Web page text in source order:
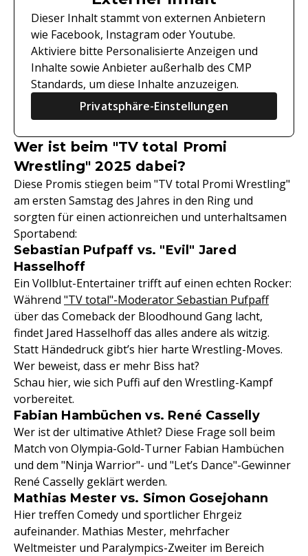
Dieser Inhalt stammt von externen Anbietern
wie Facebook, Instagram oder Youtube.
Aktiviere bitte Personalisierte Anzeigen und
Inhalte sowie Anbieter außerhalb des CMP
Standards, um diese Inhalte anzuzeigen.
Privatsphäre-Einstellungen
Wer ist beim "TV total Promi
Wrestling" 2025 dabei?
Diese Promis stiegen beim "TV total Promi Wrestling"
am ersten Samstag des Jahres in den Ring und
sorgten für einen actionreichen und unterhaltsamen
Sportabend:
Sebastian Pufpaff vs. "Evil" Jared
Hasselhoff
Ein Vollblut-Entertainer trifft auf einen echten Rocker:
Während "TV total"-Moderator Sebastian Pufpaff
über das Comeback der Bloodhound Gang lacht,
findet Jared Hasselhoff das alles andere als witzig.
Statt Händedruck gibt’s hier harte Wrestling-Moves.
Wer beweist, dass er mehr Biss hat?
Schau hier, wie sich Puffi auf den Wrestling-Kampf
vorbereitet.
Fabian Hambüchen vs. René Casselly
Wer ist der ultimative Athlet? Diese Frage soll beim
Match von Olympia-Gold-Turner Fabian Hambüchen
und dem "Ninja Warrior"- und "Let’s Dance"-Gewinner
René Casselly geklärt werden.
Mathias Mester vs. Simon Gosejohann
Hier treffen Comedy und sportlicher Ehrgeiz
aufeinander. Mathias Mester, mehrfacher
Weltmeister und Paralympics-Zweiter im Bereich